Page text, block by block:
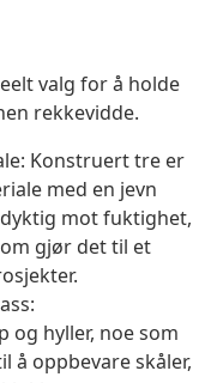
valg for å holde
rekkevidde.
Konstruert tre er
med en jevn
mot fuktighet,
gjør det til et
og hyller, noe som
å oppbevare skåler,